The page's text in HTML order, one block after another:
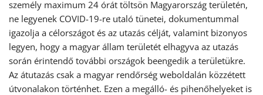
személy maximum 24 órát töltsön Magyarország területén,
ne legyenek COVID-19-re utaló tünetei, dokumentummal
igazolja a célországot és az utazás célját, valamint bizonyos
legyen, hogy a magyar állam területét elhagyva az utazás
során érintendő további országok beengedik a területükre.
Az átutazás csak a magyar rendőrség weboldalán közzétett
útvonalakon történhet. Ezen a megálló- és pihenőhelyeket is